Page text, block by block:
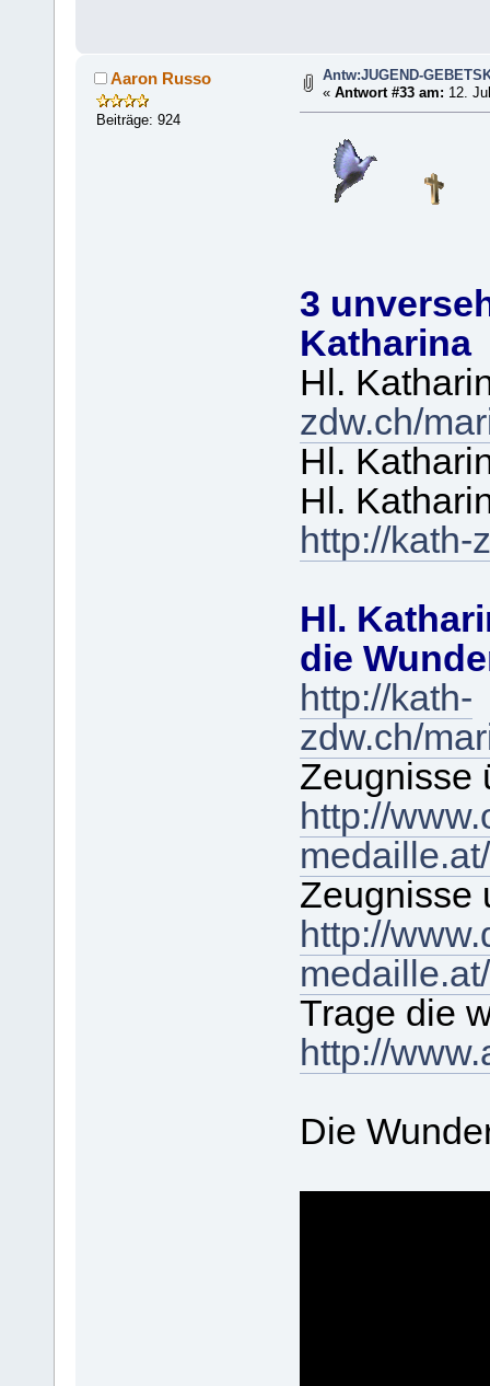
Aaron Russo
Beiträge: 924
Antw:JUGEND-
«Antwort #33 am: 12.
3
Katharina
Hl.
zdw.ch/
Hl.
Hl.
http://kath-
Hl.
die
http://kath-
zdw.ch/
Zeugnisse
http://
Zeugnisse
http://
Trage die
http://
Die